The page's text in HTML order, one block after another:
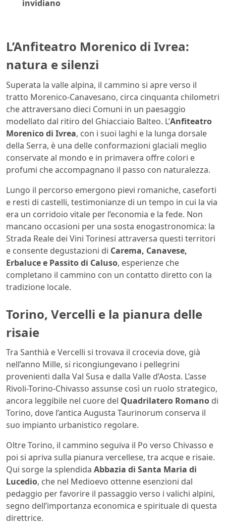
invidiano
L’Anfiteatro Morenico di Ivrea:
natura e silenzi
Superata la valle alpina, il cammino si apre verso il
tratto Morenico-Canavesano, circa cinquanta chilometri
che attraversano dieci Comuni in un paesaggio
modellato dal ritiro del Ghiacciaio Balteo. L’Anfiteatro
Morenico di Ivrea, con i suoi laghi e la lunga dorsale
della Serra, è una delle conformazioni glaciali meglio
conservate al mondo e in primavera offre colori e
profumi che accompagnano il passo con naturalezza.
Lungo il percorso emergono pievi romaniche, caseforti
e resti di castelli, testimonianze di un tempo in cui la via
era un corridoio vitale per l’economia e la fede. Non
mancano occasioni per una sosta enogastronomica: la
Strada Reale dei Vini Torinesi attraversa questi territori
e consente degustazioni di Carema, Canavese,
Erbaluce e Passito di Caluso, esperienze che
completano il cammino con un contatto diretto con la
tradizione locale.
Torino, Vercelli e la pianura delle
risaie
Tra Santhià e Vercelli si trovava il crocevia dove, già
nell’anno Mille, si ricongiungevano i pellegrini
provenienti dalla Val Susa e dalla Valle d’Aosta. L’asse
Rivoli-Torino-Chivasso assunse così un ruolo strategico,
ancora leggibile nel cuore del Quadrilatero Romano di
Torino, dove l’antica Augusta Taurinorum conserva il
suo impianto urbanistico regolare.
Oltre Torino, il cammino seguiva il Po verso Chivasso e
poi si apriva sulla pianura vercellese, tra acque e risaie.
Qui sorge la splendida Abbazia di Santa Maria di
Lucedio, che nel Medioevo ottenne esenzioni dal
pedaggio per favorire il passaggio verso i valichi alpini,
segno dell’importanza economica e spirituale di questa
direttrice.